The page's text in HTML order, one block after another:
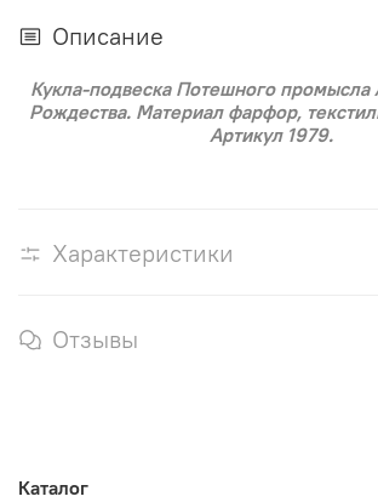
Описание
Кукла-подвеска Потешного промысла
Рождества. Материал фарфор,
Артикул 1979.
Характеристики
Отзывы
Каталог